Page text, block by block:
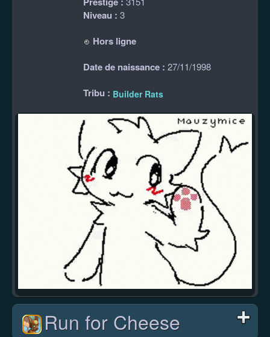
Niveau : 3
Hors ligne
Date de naissance : 27/11/1998
Tribu : Builder Rats
Run for Cheese